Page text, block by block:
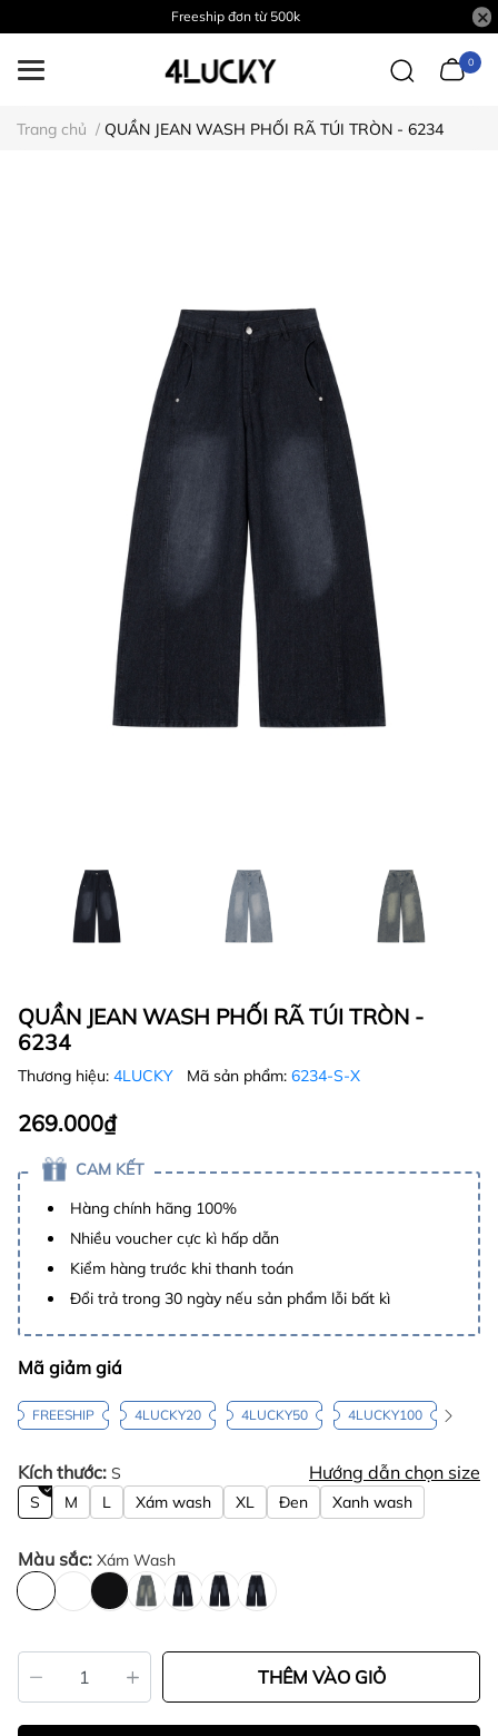
Freeship đơn từ 500k
0
Trang chủ / QUẦN JEAN WASH PHỐI RÃ TÚI TRÒN - 6234
QUẦN JEAN WASH PHỐI RÃ TÚI TRÒN -
6234
Thương hiệu: 4LUCKY Mã sản phẩm: 6234-S-X
269.000₫
CAM KẾT
Hàng chính hãng 100%
Nhiều voucher cực kì hấp dẫn
Kiểm hàng trước khi thanh toán
Đổi trả trong 30 ngày nếu sản phẩm lỗi bất kì
Mã giảm giá
FREESHIP 4LUCKY20 4LUCKY50 4LUCKY100
Kích thước: S Hướng dẫn chọn size
S M L Xám wash XL Đen Xanh wash
Màu sắc: Xám Wash
THÊM VÀO GIỎ